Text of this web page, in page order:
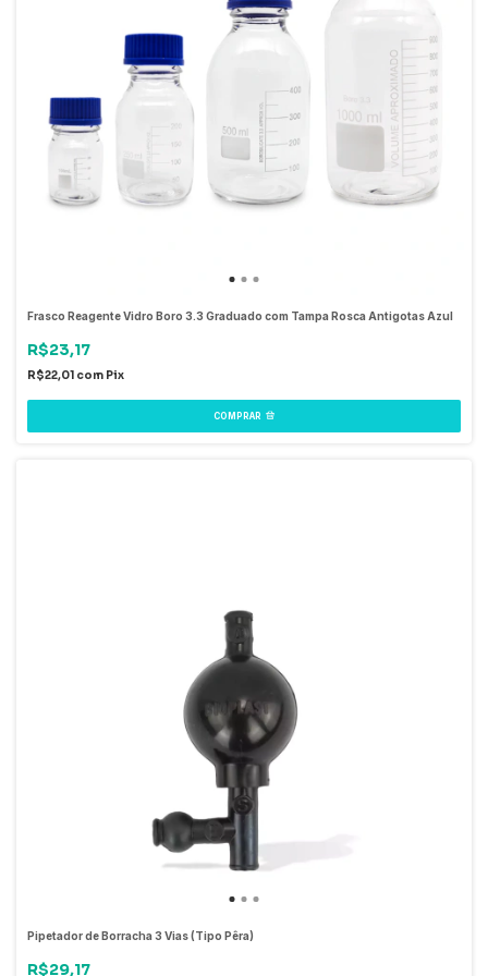
Frasco Reagente Vidro Boro 3.3 Graduado com Tampa Rosca Antigotas Azul
R$23,17
R$22,01 com Pix
COMPRAR
Pipetador de Borracha 3 Vias (Tipo Pêra)
R$29,17